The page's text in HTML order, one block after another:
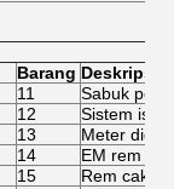
Barang Deskripsi
11
Sabuk
12
Sistem isi
13
Meter digital
14
EM rem
15
Rem